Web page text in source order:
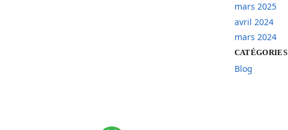
mars 2025
avril 2024
mars 2024
CATÉGORIES
Blog